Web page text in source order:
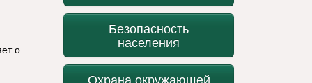
о
Безопасность
населения
Охрана окружающей